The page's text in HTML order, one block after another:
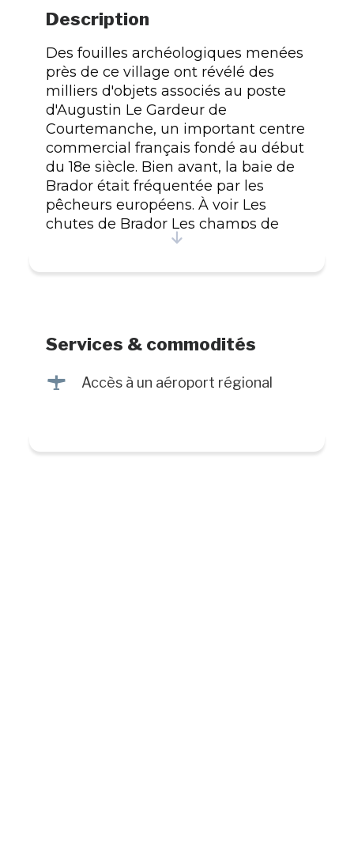
Description
Des fouilles archéologiques menées
près de ce village ont révélé des
milliers d'objets associés au poste
d'Augustin Le Gardeur de
Courtemanche, un important centre
commercial français fondé au début
du 18e siècle. Bien avant, la baie de
Brador était fréquentée par les
pêcheurs européens. À voir Les
chutes de Brador Les champs de
coulée de blocailles
Services & commodités
< Accès à un aéroport régional